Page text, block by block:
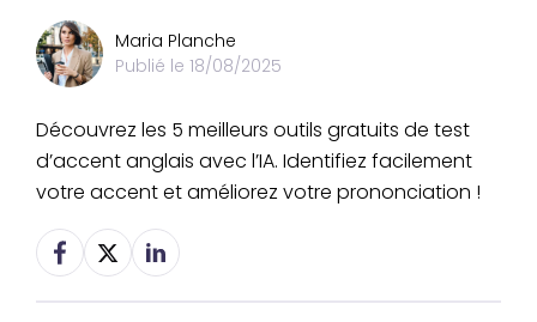
Maria Planche
Publié le 18/08/2025
Découvrez les 5 meilleurs outils gratuits de test
d’accent anglais avec l’IA. Identifiez facilement
votre accent et améliorez votre prononciation !